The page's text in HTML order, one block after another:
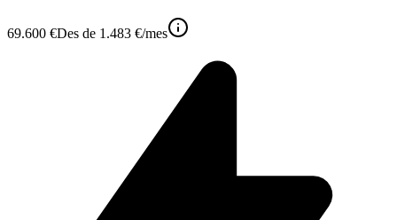
69.600 €Des de 1.483 €/mes